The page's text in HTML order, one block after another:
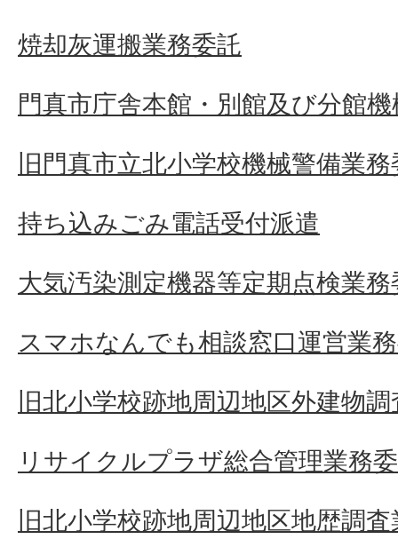
焼却灰運搬業務委託
門真市庁舎本館・別館及び分館
旧門真市立北小学校機械警備業務
持ち込みごみ電話受付派遣
大気汚染測定機器等定期点検業務
スマホなんでも相談窓口運営業
旧北小学校跡地周辺地区外建物
リサイクルプラザ総合管理業務
旧北小学校跡地周辺地区地歴調